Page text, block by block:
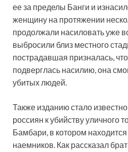
ее за пределы Банги и
женщину на протяжении
продолжали насиловать уже
выбросили близ местного
пострадавшая призналась,
подверглась насилию, она
убитых людей.
Также изданию стало
россиян к убийству уличного
Бамбари, в котором находится
наемников. Как рассказал